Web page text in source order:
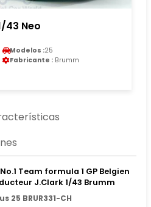
43 Neo
Modelos :25
Fabricante : Brumm
Team formula 1 GP Belgien
J.Clark 1/43 Brumm
25 BRUR331-CH